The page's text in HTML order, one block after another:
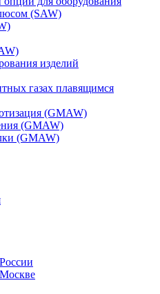
(SAW)
изделий
газах плавящимся
(GMAW)
(GMAW)
(GMAW)